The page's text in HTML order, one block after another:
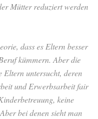
Mütter reduziert werden
dass es Eltern besser
kümmern. Aber die
Eltern untersucht, deren
und Erwerbsarbeit fair
keine
bei denen sieht man